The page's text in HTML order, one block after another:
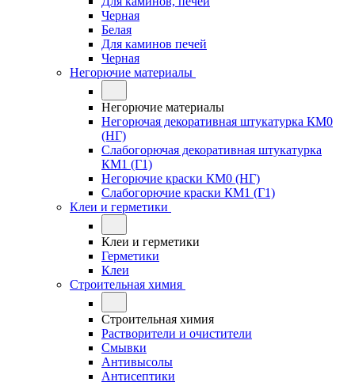
Черная
Белая
Для каминов печей
Черная
Негорючие материалы
Негорючие материалы
Негорючая декоративная штукатурка КМ0
(НГ)
Слабогорючая декоративная штукатурка
КМ1 (Г1)
Негорючие краски КМ0 (НГ)
Слабогорючие краски КМ1 (Г1)
Клеи и герметики
Клеи и герметики
Герметики
Клеи
Строительная химия
Строительная химия
Растворители и очистители
Смывки
Антивысолы
Антисептики